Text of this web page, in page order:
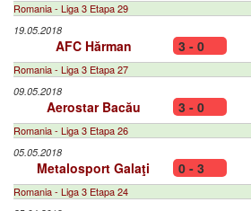
Romania - Liga 3 Etapa 29
19.05.2018
AFC Hărman 3 - 0
Romania - Liga 3 Etapa 27
09.05.2018
Aerostar Bacău 3 - 0
Romania - Liga 3 Etapa 26
05.05.2018
Metalosport Galaţi 0 - 3
Romania - Liga 3 Etapa 24